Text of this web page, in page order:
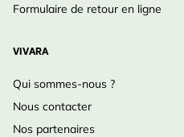
Formulaire de retour en ligne
VIVARA
Qui sommes-nous ?
Nous contacter
Nos partenaires